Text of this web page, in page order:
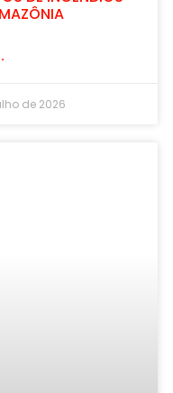
de 2026